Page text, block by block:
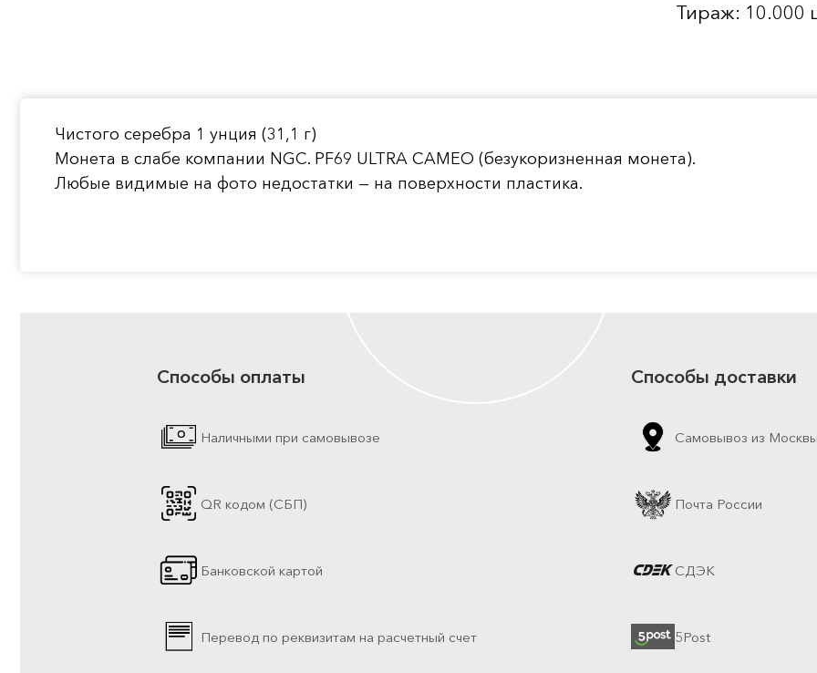
Тираж: 10.000
Чистого серебра 1 унция (31,1 г)
Монета в слабе компании NGC. PF69 ULTRA CAMEO (безукоризненная монета).
Любые видимые на фото недостатки — на поверхности пластика.
Способы оплаты
Наличными при самовывозе
QR кодом (СБП)
Банковской картой
Перевод по реквизитам на расчетный счет
Способы доставки
Самовывоз из
Почта России
СДЭК
5Post